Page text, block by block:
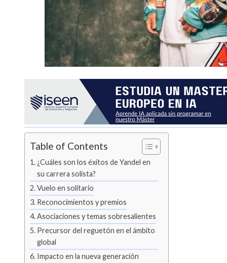
Table of Contents
¿Cuáles son los éxitos de Yandel en
su carrera solista?
Vuelo en solitario
Reconocimientos y premios
Asociaciones y temas sobresalientes
Precursor del reguetón en el ámbito
global
Impacto en la nueva generación